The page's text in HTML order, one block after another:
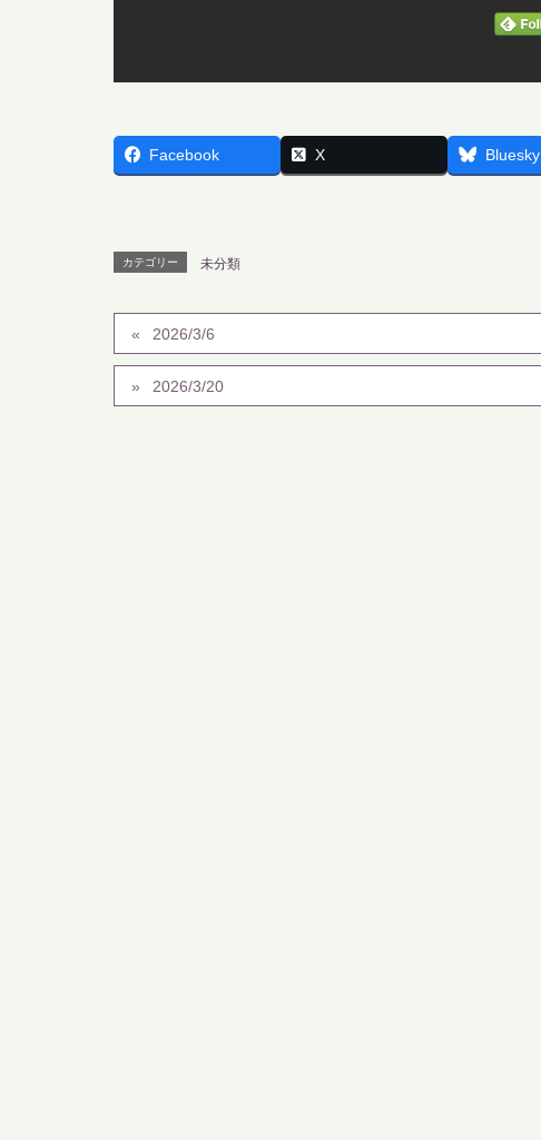
Facebook X Bluesky
カテゴリー 未分類
2026/3/6
2026/3/20